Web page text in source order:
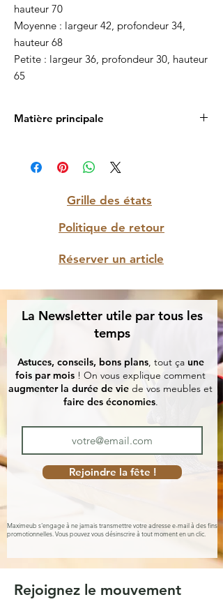
hauteur 70
Moyenne : largeur 42, profondeur 34,
hauteur 68
Petite : largeur 36, profondeur 30, hauteur
65
Matière principale
Grille des états
Politique de retour
Réserver un article
La Newsletter utile par tous les
temps
Astuces, conseils, bons plans, tout ça une
fois par mois ! On vous explique comment
augmenter la durée de vie de vos meubles et
faire des économies.
Rejoindre la fête !
Maximeub s'engage à ne jamais transmettre votre adresse e-mail à des fins
promotionnelles. Vous pouvez vous désinscrire à tout moment en un clic.
Rejoignez le mouvement